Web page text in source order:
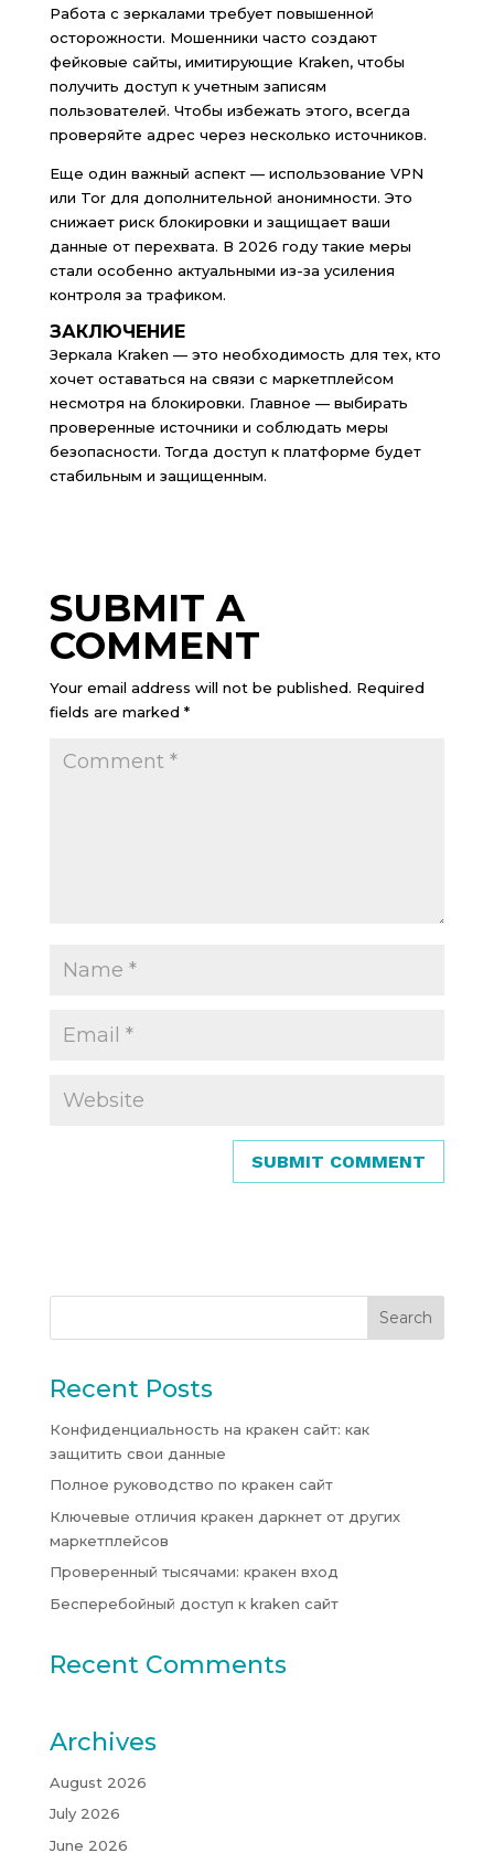
Работа с зеркалами требует повышенной
осторожности. Мошенники часто создают
фейковые сайты, имитирующие Kraken, чтобы
получить доступ к учетным записям
пользователей. Чтобы избежать этого, всегда
проверяйте адрес через несколько источников.
Еще один важный аспект — использование VPN
или Tor для дополнительной анонимности. Это
снижает риск блокировки и защищает ваши
данные от перехвата. В 2026 году такие меры
стали особенно актуальными из-за усиления
контроля за трафиком.
ЗАКЛЮЧЕНИЕ
Зеркала Kraken — это необходимость для тех, кто
хочет оставаться на связи с маркетплейсом
несмотря на блокировки. Главное — выбирать
проверенные источники и соблюдать меры
безопасности. Тогда доступ к платформе будет
стабильным и защищенным.
SUBMIT A
COMMENT
Your email address will not be published. Required
fields are marked *
Recent Posts
Конфиденциальность на кракен сайт: как
защитить свои данные
Полное руководство по кракен сайт
Ключевые отличия кракен даркнет от других
маркетплейсов
Проверенный тысячами: кракен вход
Бесперебойный доступ к kraken сайт
Recent Comments
Archives
August 2026
July 2026
June 2026